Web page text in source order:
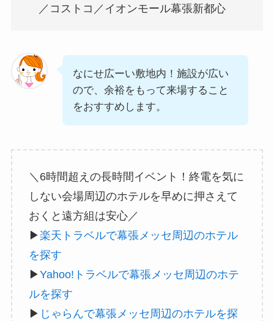
／コストコ／イオンモール幕張新都心
なにせ広ーい敷地内！施設が広い
ので、余裕をもって来場すること
をおすすめします。
＼6時間超えの長時間イベント！終電を気に
しない会場周辺のホテルを早めに押さえて
おくと遠方組は安心／
▶楽天トラベルで幕張メッセ周辺のホテル
を探す
▶Yahoo!トラベルで幕張メッセ周辺のホテ
ルを探す
▶ じゃらんで幕張メッセ周辺のホテルを探